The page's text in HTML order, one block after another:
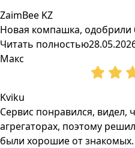
ZaimBee KZ
Новая компашка, одобрили
Читать полностью
Макс
Kviku
Сервис понравился, видел,
агрегаторах, поэтому
были хорошие от знакомых.